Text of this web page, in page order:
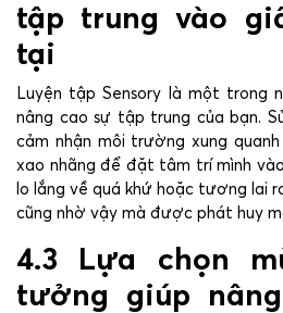
tập trung vào
tại
Luyện tập Sensory là một trong
nâng cao sự tập trung của bạn.
cảm nhận môi trường xung
xao nhãng để đặt tâm trí mình
lo lắng về quá khứ hoặc tương lai
cũng nhờ vậy mà được phát huy
4.3 Lựa chọn
tưởng giúp